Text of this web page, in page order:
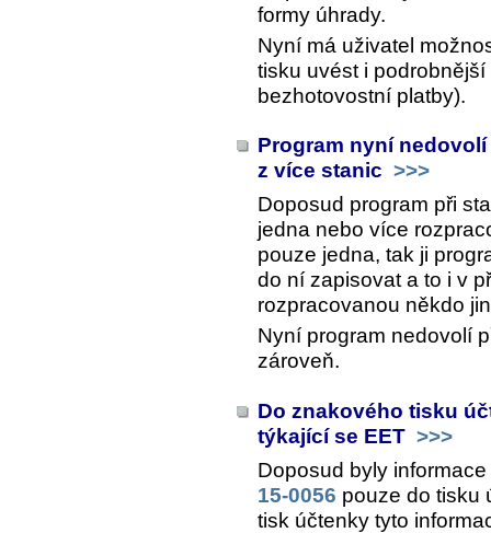
formy úhrady.
Nyní má uživatel
tisku uvést i
bezhotovostní platby).
Program nyní
z více stanic >>>
Doposud program při
jedna nebo více
pouze jedna, tak ji
do ní zapisovat a to i v
rozpracovanou někdo
Nyní program nedovolí
zároveň.
Do znakového tisku
týkající se EET >>>
Doposud byly
15-0056 pouze do tisku
tisk účtenky tyto